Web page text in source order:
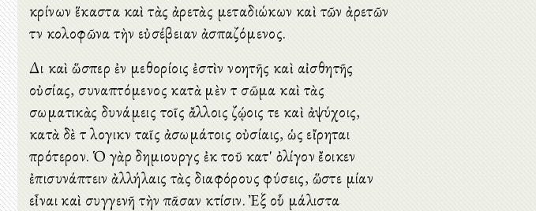
κρίνων ἕκαστα καὶ τὰς ἀρετὰς μεταδιώκων καὶ τῶν ἀρετῶν
τὸν κολοφῶνα τὴν εὐσέβειαν ἀσπαζόμενος.
Διὸ καὶ ὥσπερ ἐν μεθορίοις ἐστὶν νοητῆς καὶ αἰσθητῆς
οὐσίας, συναπτόμενος κατὰ μὲν τὸ σῶμα καὶ τὰς
σωματικὰς δυνάμεις τοῖς ἄλλοις ζῴοις τε καὶ ἀψύχοις,
κατὰ δὲ τὸ λογικὸν ταῖς ἀσωμάτοις οὐσίαις, ὡς εἴρηται
πρότερον. Ὁ γὰρ δημιουργὸς ἐκ τοῦ κατ' ὀλίγον ἔοικεν
ἐπισυνάπτειν ἀλλήλαις τὰς διαφόρους φύσεις, ὥστε μίαν
εἶναι καὶ συγγενῆ τὴν πᾶσαν κτίσιν. Ἐξ οὗ μάλιστα